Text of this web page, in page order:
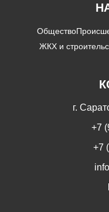
Общество
ЖКХ и
г.
+7
+7